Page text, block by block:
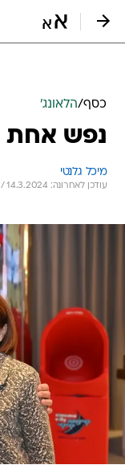
כסף/הלאונג'
נפש אחת
מיכל גלנטי
עודכן לאחרונה: 14.3.2024 / 18:28